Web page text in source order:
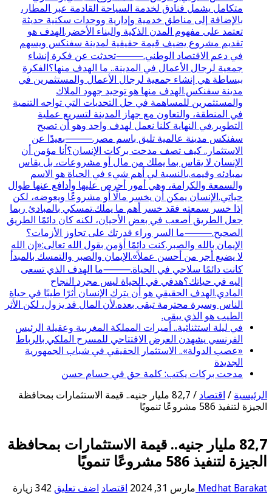
متكامل يشمل فنادق لخدمة السياحة القادمة عبر المطار،
بالإضافة إلى مناطق خدمية وإدارية ووحدات سكنية حديثة
تعتمد على مفهوم المدن الذكية والبناء الأخضر.الهدف هو
تقديم مشروع يضيف قيمة حقيقية لمدينة سفنكس ويسهم
في دعم الاقتصاد الوطني.⸻تحدثت عن فكرة إنشاء
جمعية لرجال الأعمال في المدينة.. ما الهدف منها؟الفكرة
ببساطة هي إنشاء جمعية لرجال الأعمال والمستثمرين في
مدينة سفنكس.الهدف منها هو توحيد جهود الملاك
والمستثمرين للمساهمة في حل التحديات التي تواجه التنمية
في المنطقة، والتعاون مع جهاز المدينة لتسريع عملية
التطوير.في النهاية كلنا نعمل لهدف واحد وهو أن تصبح
سفنكس مدينة عالمية تليق باسم مصر.⸻بعيدًا عن
الاستثمار.. كيف تصف مدحت بركات الإنسان؟أنا مؤمن أن
الإنسان لا يقاس بما يملك من مال أو مشروعات، بل يقاس
بمبادئه وقيمه.بالنسبة لي أهم شيء في الحياة هو الاسم
والسمعة والكرامة، وهي أمور أحرص عليها وأدافع عنها طوال
حياتي.الإنسان يمكن أن يخسر مالًا أو مشروعًا ويعوضه، لكن
إذا خسر سمعته فقد خسر أهم ما يملك.تمسكي بالمبادئ ربما
جعل الطريق أصعب في بعض الأحيان، لكنه كان دائمًا الطريق
الصحيح.⸻ما السر وراء قدرتك على تجاوز الأزمات؟
الإيمان بالله والصبر.كنت دائمًا أؤمن بقول الله تعالى:«إن الله
لا يضيع أجر من أحسن عملاً».الإيمان والصبر والتمسك بالمبدأ
كانت دائمًا سلاحي في الحياة.⸻ما الهدف الذي تسعى
إليه في حياتك؟هدفي في الحياة ليس مجرد النجاح
المادي.الهدف الحقيقي هو أن يترك الإنسان أثرًا طيبًا في حياة
الناس وسيرة محترمة تبقى بعده.لأن المال قد يزول، لكن الأثر
الطيب هو الذي يبقى.
في ليلة استثنائية.. أميرات المملكة المغربية وعقيلة الرئيس
الفرنسي يشهدن العرض الافتتاحي للمسرح الملكي بالرباط
«عصب الدولة».. الاستثمار الحقيقي في شباب الجمهورية
الجديدة
مدحت بركات يكتب: كلمة حق في حسام حسن
الرئيسية / اقتصاد /
82,7 مليار جنيه.. قيمة الاستثمارات بمحافظة
الجيزة لتنفيذ 586 مشروعًا تنمويًا
82,7 مليار جنيه.. قيمة الاستثمارات بمحافظة
الجيزة لتنفيذ 586 مشروعًا تنمويًا
Medhat Barakat مارس 31, 2024 اقتصاد اضف تعليق 342 زيارة